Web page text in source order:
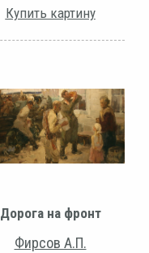
Купить картину
Дорога на фронт
Фирсов А.П.